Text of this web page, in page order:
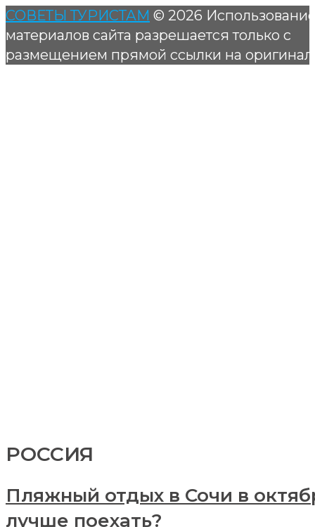
РОССИЯ
Пляжный отдых в Сочи в
лучше поехать?
СОВЕТЫ ТУРИСТАМ © 2026
материалов сайта разрешается только с
размещением прямой ссылки на оригинал.